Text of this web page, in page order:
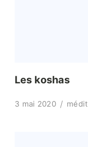
Les koshas
3 mai 2020